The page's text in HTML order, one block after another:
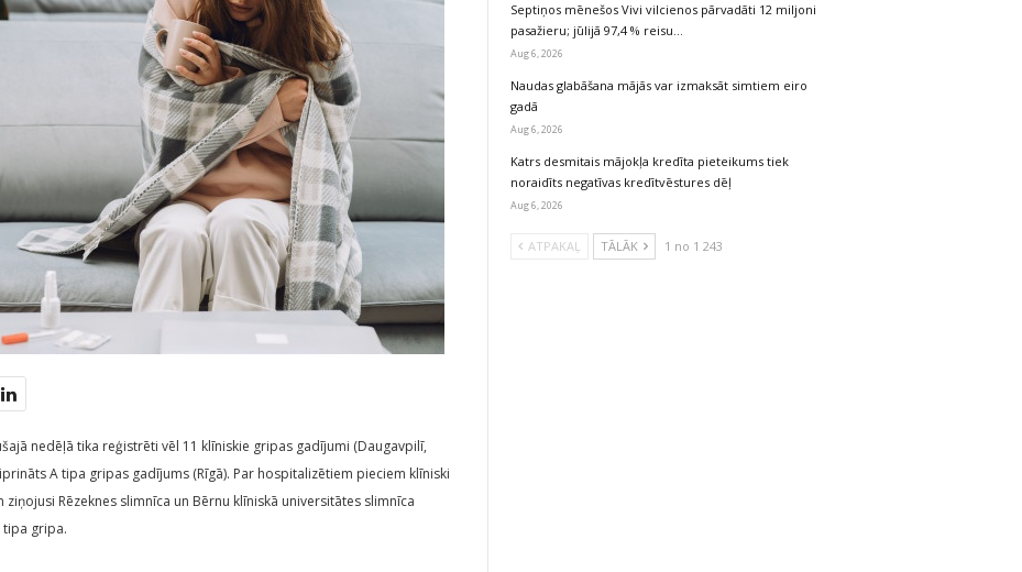
nedēļā tika reģistrēti vēl 11 klīniskie gripas gadījumi (Daugavpilī,
A tipa gripas gadījums (Rīgā). Par hospitalizētiem pieciem klīniski
Rēzeknes slimnīca un Bērnu klīniskā universitātes slimnīca
gripa.
Septiņos mēnešos Vivi vilcienos pārvadāti 12 miljoni
pasažieru; jūlijā 97,4 % reisu…
Aug 6, 2026
Naudas glabāšana mājās var izmaksāt simtiem eiro
gadā
Aug 6, 2026
Katrs desmitais mājokļa kredīta pieteikums tiek
noraidīts negatīvas kredītvēstures dēļ
Aug 6, 2026
ATPAKAĻ TĀLĀK 1 no 1 243